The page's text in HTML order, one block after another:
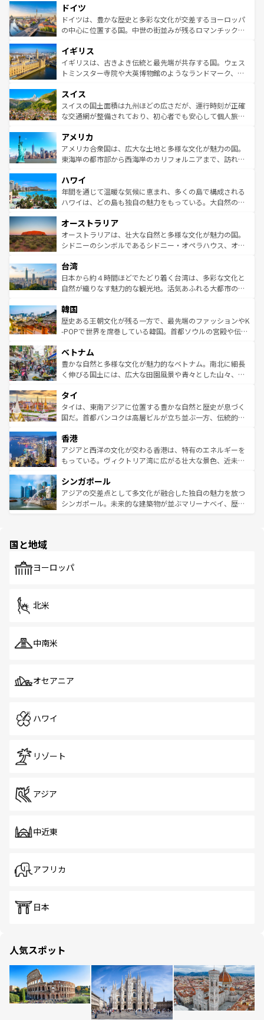
せる。地方によって風土や気候が異なるスペインはその個
性で訪れる人を魅了する。 なお、新着のスペイン情報は コ
ンテンツ一覧を参照してほしい。
で、幅広い魅力が詰まっている。華麗な宮殿、歴史的な大
聖堂、美しいビーチ、そして豊かな自然が、訪れる者を心
から魅了する。また、フランスは美食の国としても知ら
いる。シャンパンの発祥地であるランス、プロヴァンスの
香り高いラベンダー畑など、多彩な楽しみ方が可能だ。さ
らに、パリ以外の地域にも魅力が溢れており、どの街角に
れる地方に足を運ぶとそれぞれで全く異なる文化を体験で
きるだろう。 なお、新着のフランス情報はコンテンツ一覧
を参照してほしい。
ドイツ
ドイツは、豊かな歴史と多彩な文化が交差するヨーロッパ
の中心に位置する国。中世の街並みが残るロマンチック街
顔を持つこの国は、どこを歩いても飽きることがない。ベ
ルリンの文化的活気、バイエルン州のアルプスの絶景、そ
してライン川沿いのワイン畑といった風景は必見。ビール
は、お酒好きな人にはぜひ体験してほしい。 なお、新着の
ドイツ情報はコンテンツ一覧を参照してほしい。
イギリス
イギリスは、古きよき伝統と最先端が共存する国。ウェス
トミンスター寺院や大英博物館のようなランドマーク、歴
リアごとに異なる魅力がある。また、優雅なアフタヌーン
ティー、ビール好きにはたまらない英国パブ、サッカー観
戦など、本場だからこそできる体験も豊富。イギリスを旅
ンツ一覧を参照してほしい。
スイス
スイスの国土面積は九州ほどの広さだが、運行時刻が正確
な交通網が整備されており、初心者でも安心して個人旅行
の建物がそのまま残る町や、スイスならではのユニークな
博物館もあり、アルプス観光だけでなく町歩きも満喫する
ことができる。国民の所得が高いため物価も高いが、旅行
ば市内交通費無料で観光を楽しむこともできる。 なお、新
着のスイス情報はコンテンツ一覧 を参照してほしい。
アメリカ
アメリカ合衆国は、広大な土地と多様な文化が魅力の国。
東海岸の都市部から西海岸のカリフォルニアまで、訪れる
のような巨大都市は、観光、ショッピング、エンターテイ
ンメントが詰まった刺激的なスポットだ。一方、アメリカ
西部には大自然が広がり、グランドキャニオンやイエロー
部のニューオーリンズでは、音楽と美食が融合した独特の
文化が魅力。旅行者はアメリカの各地域で異なる魅力を楽
しみながら、その多様性と豊かな歴史を感じることができ
ならではの贅沢な旅のスタイルだ。 なお、新着のアメリカ
情報はコンテンツ一覧を参照してほしい。
ハワイ
年間を通じて温暖な気候に恵まれ、多くの島で構成される
ハワイは、どの島も独自の魅力をもっている。大自然の神
ワイ島は見逃せない。また、定番の観光地といえばオアフ
島だが、静かな自然を求めるならマウイ島やカウアイ島が
おすすめ。エメラルドグリーンに輝く海をはじめ、豊かな
れるおもてなしの心で訪れる人々を迎えてくれるハワイの
人々、おいしいローカルフードやハワイアンミュージッ
ク、伝統的なフラダンスなど、すべてがハワイの魅力を彩
ワイを、存分に味わってほしい。 なお、新着のハワイ情報
はコンテンツ一覧を参照してほしい。
オーストラリア
オーストラリアは、壮大な自然と多様な文化が魅力の国。
シドニーのシンボルであるシドニー・オペラハウス、オー
リアリーフや大陸中央部にそびえるウルル（エアーズロッ
ク）、タスマニアの美しい原生林やケアンズの熱帯雨林な
ど、見どころがたくさん。また、カフェやワイン、オージ
いる。アクティビティも充実しており、サーフィンやダイ
ビング、ハイキングなど、アウトドア好きにはたまらな
い。オーストラリアの多彩な魅力を存分に味わいつくそ
参照してほしい。
台湾
日本から約４時間ほどでたどり着く台湾は、多彩な文化と
自然が織りなす魅力的な観光地。活気あふれる大都市の台
ン）、静ひつな山岳地帯である台湾東部など、都市の喧騒
と山間の静けさが共存しており、訪れる人に新しい発見と
驚きをもたらしてくれる。また、奥深い台湾の食文化も魅
容にもいいと評判のスイーツなど、バラエティ豊かな料理
が味わえる。 なお、新着の台湾情報は コンテンツ一覧を参
照してほしい。
韓国
歴史ある王朝文化が残る一方で、最先端のファッションやK
-POPで世界を席巻している韓国。首都ソウルの宮殿や伝統
き、地方に足を延ばせば四季折々の自然美を楽しむことが
できる。そして、キムチや焼肉、絶品のストリートフード
まで、さまざまな韓国料理が待っている。夜には、韓国な
リティに包まれながら、韓国の多彩な魅力を心ゆくまで味
わってみてほしい。 なお、新着の韓国情報はコンテンツ一
覧を参照してほしい。
ベトナム
豊かな自然と多様な文化が魅力的なベトナム。南北に細長
く伸びる国土には、広大な田園風景や青々とした山々、世
急速な発展と共に伝統が息づく。ハノイの古い町並みやホ
ーチミン市のフランス統治時代の建物も、独特の雰囲気を
醸し出している。また、バラエティの豊かさとおいしさで
とつ。フォーやバインミー、ベトナムコーヒーなどは、ぜ
ひ現地で味わいたい。どの地域を訪れてもあたたかい人々
が旅行者を迎えてくれるので、きっと忘れられない旅にな
参照してほしい。
タイ
タイは、東南アジアに位置する豊かな自然と歴史が息づく
国だ。首都バンコクは高層ビルが立ち並ぶ一方、伝統的な
の活気が交差している。北部ではチェンマイなどの山岳地
帯で自然と触れ合い、南部ではプーケットやクラビの美し
いビーチでリゾート気分を楽しむことができる。タイ料理
激する。気候は一年中温暖で、どの季節にも異なる楽しみ
が待っている。親しみやすいタイの人々、仏教を中心とし
た文化、そして多様な観光資源が、訪れる旅人を魅了し続
香港
アジアと西洋の文化が交わる香港は、特有のエネルギーを
もっている。ヴィクトリア湾に広がる壮大な景色、近未来
み、どこを訪れても感動するはず。観光スポットが密集し
ており、効率よく見どころを回れるのも魅力。息をのむよ
うな絶景から文化的な体験まで、香港を存分に楽しみ尽く
シンガポール
アジアの交差点として多文化が融合した独自の魅力を放つ
シンガポール。未来的な建築物が並ぶマリーナベイ、歴史
で、ホーカーズは地元の風情を楽しめる外せないスポット
国と地域
ヨーロッパ
北米
中南米
オセアニア
ハワイ
リゾート
アジア
中近東
アフリカ
日本
人気スポット